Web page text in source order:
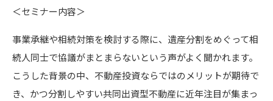
＜セミナー内容＞
事業承継や相続対策を検討する際に、遺産分割をめぐって相
続人同士で協議がまとまらないという声がよく聞かれます。
こうした背景の中、不動産投資ならではのメリットが期待で
き、かつ分割しやすい共同出資型不動産に近年注目が集まっ